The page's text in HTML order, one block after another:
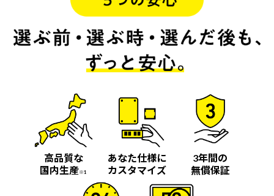
高品質な
国内生産※1
あなた仕様に
カスタマイズ
3年間の
無償保証